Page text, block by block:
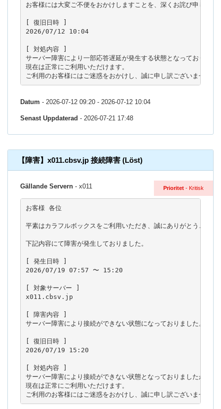
お客様には大変ご不便をおかけしますことを、深くお詫び申し上げ
[ 復旧日時 ]
2026/07/12 10:04
[ 対処内容 ]
サーバー障害により一部応答遅延が発生する状態となっておりまし
現在は正常にご利用いただけます。
ご利用のお客様にはご迷惑をおかけし、誠に申し訳ございませんで
Datum - 2026-07-12 09:20 - 2026-07-12 10:04
Senast Uppdaterad - 2026-07-21 17:48
【障害】x011.cbsv.jp 接続障害 (Löst)
Prioritet - Kritisk
Gällande Servern - x011
お客様 各位
平素はカラフルボックスをご利用いただき、誠にありがとうござい
下記内容にて障害が発生しておりました。
[ 発生日時 ]
2026/07/19 07:57 〜 15:20
[ 対象サーバー ]
x011.cbsv.jp
[ 障害内容 ]
サーバー障害により接続ができない状態になっておりました。
[ 復旧日時 ]
2026/07/19 15:20
[ 対処内容 ]
サーバー障害により接続ができない状態となっておりましたが、復
現在は正常にご利用いただけます。
ご利用のお客様にはご迷惑をおかけし、誠に申し訳ございませんで